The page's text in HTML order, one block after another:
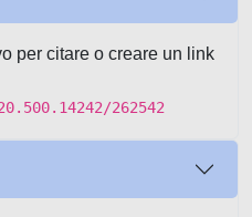
per citare o creare un link
262542